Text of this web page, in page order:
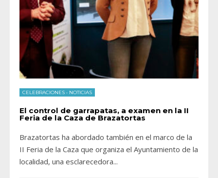
CELEBRACIONES • NOTICIAS
El control de garrapatas, a examen en la II
Feria de la Caza de Brazatortas
Brazatortas ha abordado también en el marco de la
II Feria de la Caza que organiza el Ayuntamiento de la
localidad, una esclarecedora...